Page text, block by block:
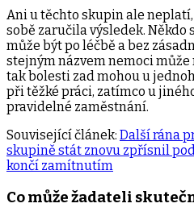
Ani u těchto skupin ale
sobě zaručila výsledek. Někdo
může být po léčbě a bez
stejným názvem nemoci může
tak bolesti zad mohou u
při těžké práci, zatímco u
pravidelné zaměstnání.
Související článek: Další rána
skupině stát znovu zpřísnil
končí zamítnutím
Co může žadateli